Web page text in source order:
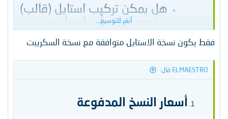
هل يمكن تركيب استايل (قالب)
مخصص على أي إصدار من
إصدارات سكربت زين فورو؟ وما
هي النقاط التي يجب أن
أضعها في اعتباري عند اختيار
الاستايل المناسب؟​
أنقر للتوسيع...
فقط يكون نسخة الاستايل متوافقة مع نسخة السكريبت
ELMAESTRO قال:
أسعار النسخ المدفوعة